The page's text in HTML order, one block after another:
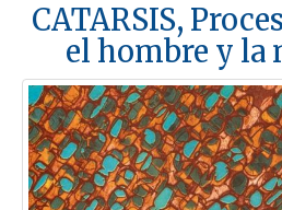
CATARSIS,
el hombre y la